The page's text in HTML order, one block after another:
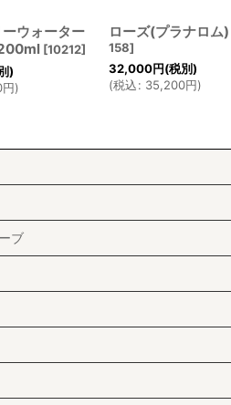
ウォーター
[10212]
)
円)
ローズ(プラナロム)
158]
32,000円(税別)
(税込: 35,200円)
ブ